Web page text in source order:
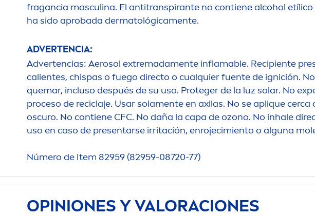
fragancia masculina. El antitranspirante no contiene alcohol etílico
ha sido aprobada dermatológicamente.
ADVERTENCIA:
Advertencias: Aerosol extremadamente inflamable. Recipiente
calientes, chispas o fuego directo o cualquier fuente de ignición.
quemar, incluso después de su uso. Proteger de la luz solar. No
proceso de reciclaje. Usar solamente en axilas. No se aplique
oscuro. No contiene CFC. No daña la capa de ozono. No inhale
uso en caso de presentarse irritación, enrojecimiento o alguna
Número de Item 82959 (82959-08720-77)
OPINIONES Y VALORACIONES